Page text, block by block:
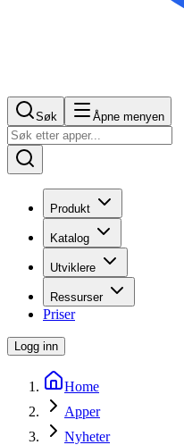
Søk Åpne menyen
Produkt
Katalog
Utviklere
Ressurser
Priser
Logg inn
Home
Apper
Nyheter